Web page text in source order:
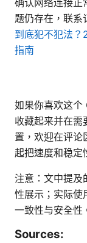
题仍存在，联系
到底犯不犯法？
指南
如果你喜欢这个
收藏起来并在需
置，欢迎在评论
起把速度和稳定
注意：文中提
性展示；实际使
一致性与安全性
Sources: